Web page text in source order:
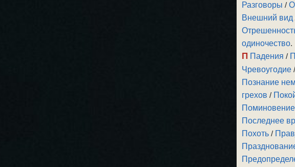
Разговоры /
Внешний вид
одиночество.
П Падения /
Чревоугодие /
Познание
грехов /
Последнее
Похоть /